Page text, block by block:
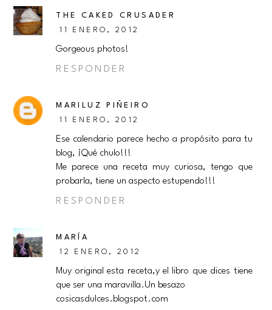
THE CAKED CRUSADER
11 ENERO, 2012
Gorgeous photos!
RESPONDER
MARILUZ PIÑEIRO
11 ENERO, 2012
Ese calendario parece hecho a propósito para tu
blog, ¡Qué chulo!!!
Me parece una receta muy curiosa, tengo que
probarla, tiene un aspecto estupendo!!!
RESPONDER
MARÍA
12 ENERO, 2012
Muy original esta receta,y el libro que dices tiene
que ser una maravilla.Un besazo
cosicasdulces.blogspot.com